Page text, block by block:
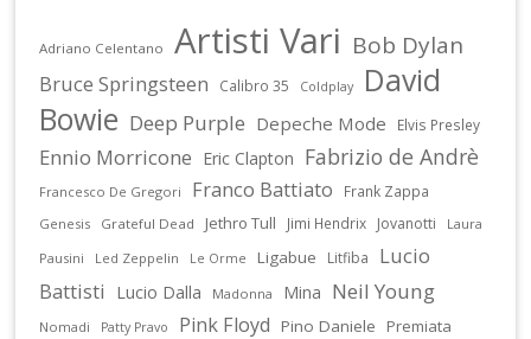
Adriano Celentano Artisti Vari Bob Dylan
Bruce Springsteen Calibro 35 Coldplay
David
Bowie Deep Purple Depeche Mode Elvis Presley
Ennio Morricone Eric Clapton Fabrizio de Andrè
Francesco De Gregori Franco Battiato Frank Zappa
Genesis Grateful Dead Jethro Tull Jimi Hendrix Jovanotti
Laura
Pausini
Led Zeppelin Le Orme Ligabue Litfiba
Lucio
Battisti
Lucio Dalla Madonna Mina Neil Young
Nomadi Patty Pravo Pink Floyd Pino Daniele
Premiata